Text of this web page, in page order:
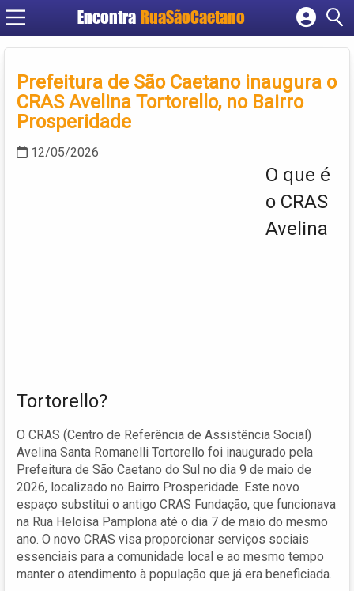
Encontra RuaSãoCaetano
Cadastrar empresa
Criar conta
Prefeitura de São Caetano inaugura o
CRAS Avelina Tortorello, no Bairro
Prosperidade
12/05/2026
O que é
o CRAS
Avelina
Tortorello?
O CRAS (Centro de Referência de Assistência Social)
Avelina Santa Romanelli Tortorello foi inaugurado pela
Prefeitura de São Caetano do Sul no dia 9 de maio de
2026, localizado no Bairro Prosperidade. Este novo
espaço substitui o antigo CRAS Fundação, que funcionava
na Rua Heloísa Pamplona até o dia 7 de maio do mesmo
ano. O novo CRAS visa proporcionar serviços sociais
essenciais para a comunidade local e ao mesmo tempo
manter o atendimento à população que já era beneficiada.